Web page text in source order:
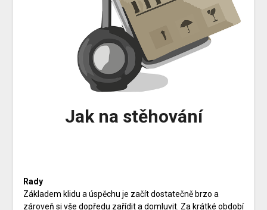
Jak na stěhování
Rady
Základem klidu a úspěchu je začít dostatečně brzo a
zároveň si vše dopředu zařídit a domluvit. Za krátké období